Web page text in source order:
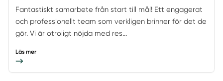
Fantastiskt samarbete från start till mål! Ett engagerat
och professionellt team som verkligen brinner för det de
gör. Vi är otroligt nöjda med res...
Läs mer